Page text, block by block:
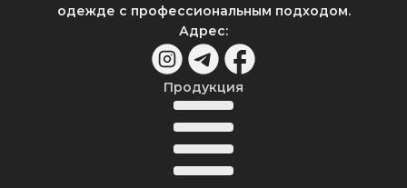
одежде с профессиональным подходом.
Адрес:
Продукция